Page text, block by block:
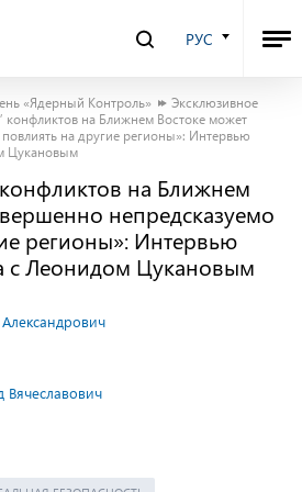
РУС
«Ядерный Контроль»
Эксклюзивное
конфликтов на Ближнем Востоке может
на другие регионы»: Интервью
Цукановым
на Ближнем
непредсказуемо
регионы»: Интервью
с Леонидом Цукановым
Вячеславович